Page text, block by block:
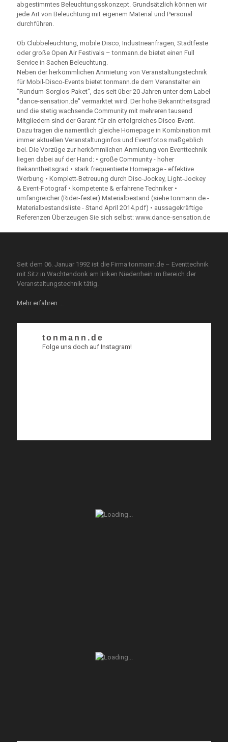
abgestimmtes Beleuchtungsskonzept. Grundsätzlich können wir
jede Art von Beleuchtung mit eigenem Material und Personal
durchführen.
Ob Clubbeleuchtung, mobile Disco, Industrieanfragen, Stadtfeste
oder große Open Air Festivals – tonmann.de bietet einen Full
Service in Sachen Beleuchtung.
Neben der herkömmlichen Anmietung von Veranstaltungstechnik
für Mobil-Disco-Events bietet tonmann.de dem Veranstalter ein
"Rundum-Sorglos-Paket", das seit über 20 Jahren unter dem Label
"dance-sensation.de" vermarktet wird. Der hohe Bekanntheitsgrad
und die stetig wachsende Community mit mehreren tausend
Mitgliedern sind der Garant für ein erfolgreiches Disco-Event.
Dazu tragen die namentlich gleiche Homepage in Kombination mit
immer aktuellen Veranstaltunginfos und Eventfotos maßgeblich
bei. Die Vorzüge zur herkömmlichen Anmietung von Eventtechnik
liegen dabei auf der Hand: • große Community - hoher
Bekanntheitsgrad • stark frequentierte Homepage - effektive
Werbung • Komplett-Betreuung durch Disc-Jockey, Light-Jockey
& Event-Fotograf • kompetente & erfahrene Techniker •
umfangreicher (Rider-fester) Materialbestand (siehe tonmann.de -
Materialbestandsliste - Stand April 2014.pdf) • aussagekräftige
Referenzen Überzeugen Sie sich selbst: www.dance-sensation.de
Seit dem 06. Januar 1992 ist die Firma tonmann.de – Eventtechnik
mit Sitz in Wachtendonk am linken Niederrhein im Bereich der
Veranstaltungstechnik tätig.
Mehr erfahren ...
tonmann.de
Folge uns doch auf Instagram!